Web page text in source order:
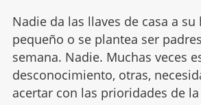
Nadie da las llaves de casa a su
pequeño o se plantea ser
semana. Nadie. Muchas veces
desconocimiento, otras,
acertar con las prioridades de